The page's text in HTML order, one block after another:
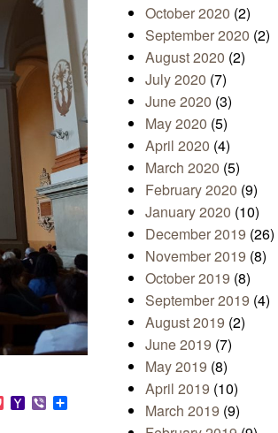
PocketYahoo
Mail
Viber
October 2020 (2)
September 2020 (2)
August 2020 (2)
July 2020 (7)
June 2020 (3)
May 2020 (5)
April 2020 (4)
March 2020 (5)
February 2020 (9)
January 2020 (10)
December 2019 (26)
November 2019 (8)
October 2019 (8)
September 2019 (4)
August 2019 (2)
June 2019 (7)
May 2019 (8)
April 2019 (10)
March 2019 (9)